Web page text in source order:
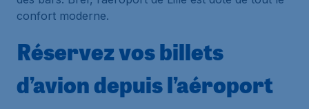
confort moderne.
Réservez vos billets
d’avion depuis l’aéroport